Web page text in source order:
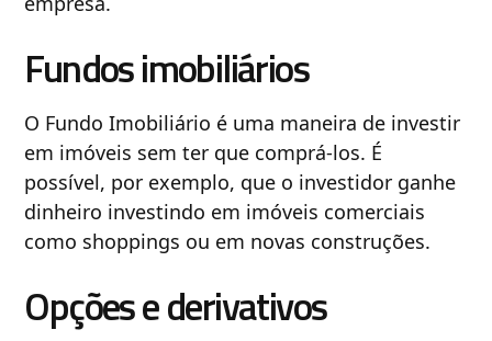
Fundos imobiliários
O Fundo Imobiliário é uma maneira de investir
em imóveis sem ter que comprá-los. É
possível, por exemplo, que o investidor ganhe
dinheiro investindo em imóveis comerciais
como shoppings ou em novas construções.
Opções e derivativos